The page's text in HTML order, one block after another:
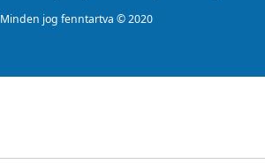
Minden jog fenntartva ©2020